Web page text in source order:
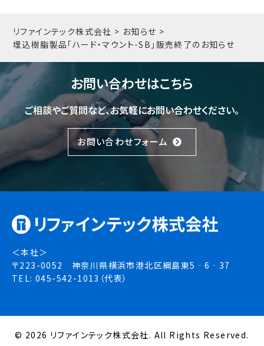
リファインテック株式会社 > お知らせ >
埋込樹脂製品「ハード・マウント-SB」販売終了のお知らせ
お問い合わせはこちら
ご相談やご質問など、お気軽にお問い合わせください。
お問い合わせフォーム
＜本社＞
〒223-0052 神奈川県横浜市港北区綱島東5‐6‐37
TEL: 045-542-1013（代表）
© 2026 リファインテック株式会社. All Rights Reserved.